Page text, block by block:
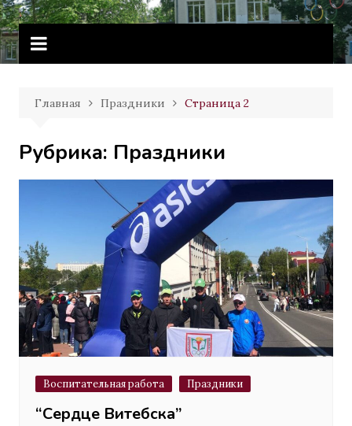
Перейти
к
содержимому
Витебское государственное
училище олимпийского резерва
Главная Праздники Страница 2
Рубрика: Праздники
Воспитательная работа Праздники
“Сердце Витебска”